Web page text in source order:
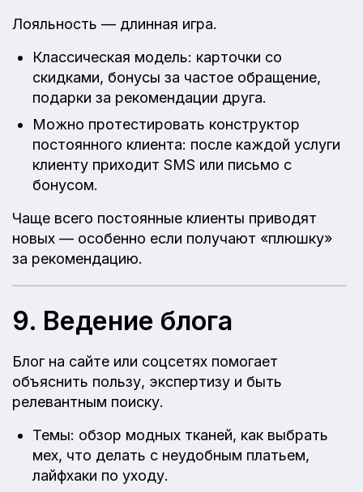
Лояльность — длинная игра.
Классическая модель: карточки со
скидками, бонусы за частое обращение,
подарки за рекомендации друга.
Можно протестировать конструктор
постоянного клиента: после каждой услуги
клиенту приходит SMS или письмо с
бонусом.
Чаще всего постоянные клиенты приводят
новых — особенно если получают «плюшку»
за рекомендацию.
9. Ведение блога
Блог на сайте или соцсетях помогает
объяснить пользу, экспертизу и быть
релевантным поиску.
Темы: обзор модных тканей, как выбрать
мех, что делать с неудобным платьем,
лайфхаки по уходу.